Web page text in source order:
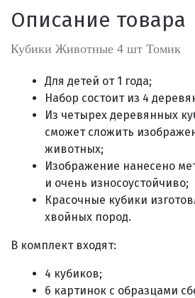
службами Пэк, Кит, Луч, Сдэк, Озон
доставка, Почта РФ или любой другой
транспортной компанией на Ваш выбор
городов)
Онлайн через СБП
Описание товара
Кубики Животные 4 шт Томик
Для детей от 1 года;
Набор состоит из 4
Из четырех деревянных
сможет сложить
животных;
Изображение нанесено
и очень износоустойчиво;
Красочные кубики
хвойных пород.
В комплект входят:
4 кубиков;
6 картинок с образцами